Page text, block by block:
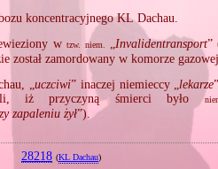
koncentracyjnego KL Dachau.
w tzw. niem. Invalidentransport”
został zamordowany w komorze gazowej.
„uczciwi” inaczej niemieccy „lekarze
iż przyczyną śmierci było
zapaleniu żył”).
28218 (KL Dachau)